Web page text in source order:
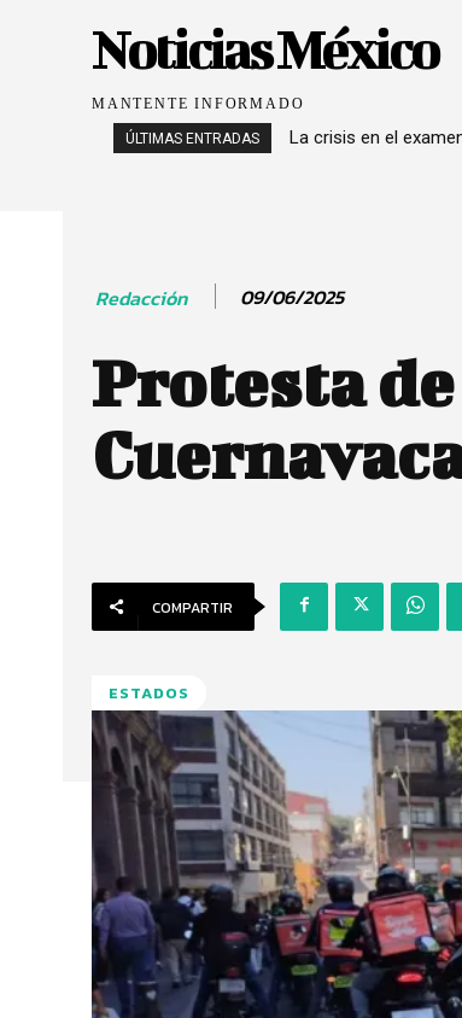
Noticias México
MANTENTE INFORMADO
ÚLTIMAS ENTRADAS La crisis en el
Redacción 09/06/2025
Protesta
COMPARTIR
ESTADOS